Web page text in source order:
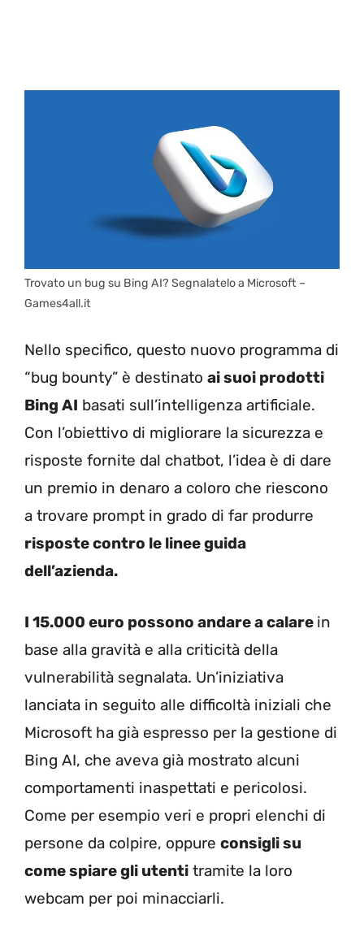
Trovato un bug su Bing AI? Segnalatelo a Microsoft –
Games4all.it
Nello specifico, questo nuovo programma di
“bug bounty” è destinato ai suoi prodotti
Bing AI basati sull’intelligenza artificiale.
Con l’obiettivo di migliorare la sicurezza e
risposte fornite dal chatbot, l’idea è di dare
un premio in denaro a coloro che riescono
a trovare prompt in grado di far produrre
risposte contro le linee guida
dell’azienda.
I 15.000 euro possono andare a calare in
base alla gravità e alla criticità della
vulnerabilità segnalata. Un’iniziativa
lanciata in seguito alle difficoltà iniziali che
Microsoft ha già espresso per la gestione di
Bing AI, che aveva già mostrato alcuni
comportamenti inaspettati e pericolosi.
Come per esempio veri e propri elenchi di
persone da colpire, oppure consigli su
come spiare gli utenti tramite la loro
webcam per poi minacciarli.